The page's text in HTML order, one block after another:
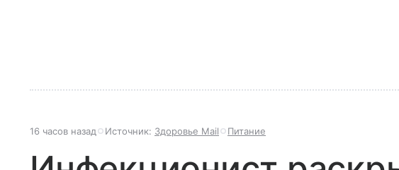
16 часов назад Источник: Здоровье Mail Питание